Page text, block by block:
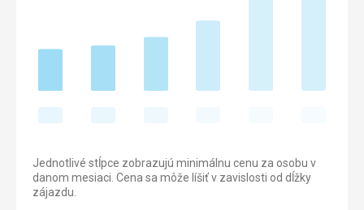
Jednotlivé stĺpce zobrazujú minimálnu cenu za osobu v
danom mesiaci. Cena sa môže líšiť v zavislosti od dĺžky
zájazdu.